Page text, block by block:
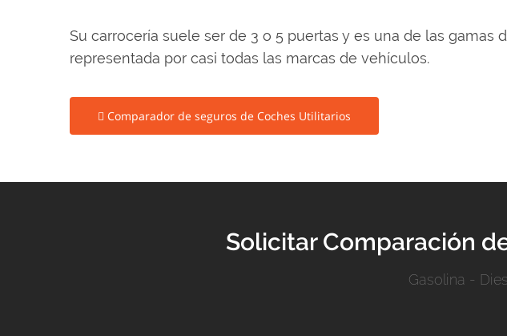
Su carrocería suele ser de 3 o 5 puertas y es una de las gamas
representada por casi todas las marcas de vehículos.
Comparador de seguros de Coches Utilitarios
Solicitar Comparación
Gasolina -